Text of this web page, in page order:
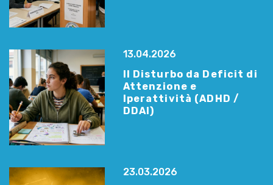
13.04.2026
Il Disturbo da Deficit di
Attenzione e
Iperattività (ADHD /
DDAI)
23.03.2026